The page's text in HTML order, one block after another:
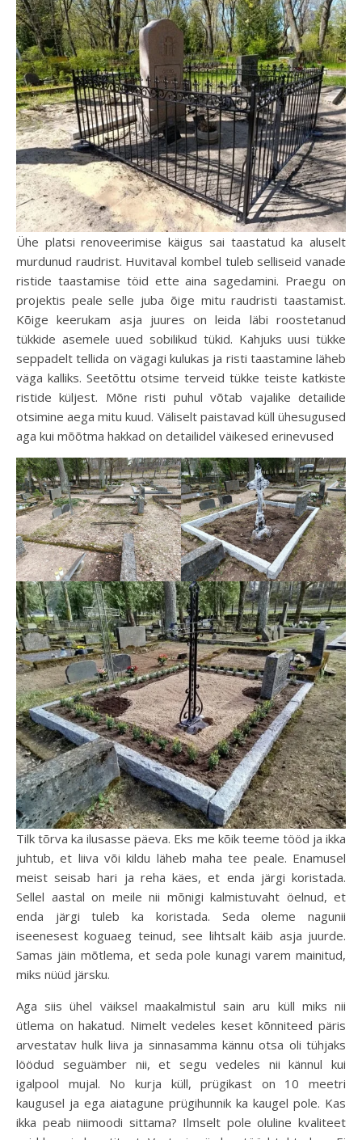
Ühe platsi renoveerimise käigus sai taastatud ka aluselt
murdunud raudrist. Huvitaval kombel tuleb selliseid vanade
ristide taastamise töid ette aina sagedamini. Praegu on
projektis peale selle juba õige mitu raudristi taastamist.
Kõige keerukam asja juures on leida läbi roostetanud
tükkide asemele uued sobilikud tükid. Kahjuks uusi tükke
seppadelt tellida on vägagi kulukas ja risti taastamine läheb
väga kalliks. Seetõttu otsime terveid tükke teiste katkiste
ristide küljest. Mõne risti puhul võtab vajalike detailide
otsimine aega mitu kuud. Väliselt paistavad küll ühesugused
aga kui mõõtma hakkad on detailidel väikesed erinevused
Tilk tõrva ka ilusasse päeva. Eks me kõik teeme tööd ja ikka
juhtub, et liiva või kildu läheb maha tee peale. Enamusel
meist seisab hari ja reha käes, et enda järgi koristada.
Sellel aastal on meile nii mõnigi kalmistuvaht öelnud, et
enda järgi tuleb ka koristada. Seda oleme nagunii
iseenesest koguaeg teinud, see lihtsalt käib asja juurde.
Samas jäin mõtlema, et seda pole kunagi varem mainitud,
miks nüüd järsku.
Aga siis ühel väiksel maakalmistul sain aru küll miks nii
ütlema on hakatud. Nimelt vedeles keset kõnniteed päris
arvestatav hulk liiva ja sinnasamma kännu otsa oli tühjaks
löödud seguämber nii, et segu vedeles nii kännul kui
igalpool mujal. No kurja küll, prügikast on 10 meetri
kaugusel ja ega aiatagune prügihunnik ka kaugel pole. Kas
ikka peab niimoodi sittama? Ilmselt pole oluline kvaliteet